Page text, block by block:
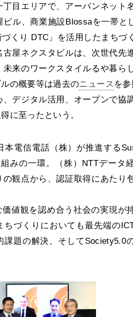
目エリアで、アーバンネット
ル、商業施設Blossaを一帯と
くり DTC」を活用したまちづ
屋ネクスタビルは、次世代先
来のワークスタイルるや暮ら
の概要等は過去のニュース を参
デジタル活用、オープンで協
に至ったという。
電信電話（株）が推進する
みの一環。（株）NTTデータ
観点から、認証取得にあたり
値観を認め合う社会の実現が
ちづくりにおいても最先端の
題の解決、そしてSociety5.0